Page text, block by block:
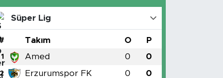
Süper Lig
Takım O P
1 Amed 0 0
2 Erzurumspor FK 0 0